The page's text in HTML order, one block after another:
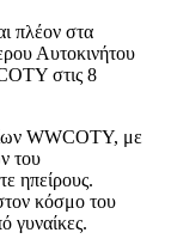
πλέον στα
Αυτοκινήτου
στις 8
WWCOTY, με
του
ηπείρους.
κόσμο του
γυναίκες.